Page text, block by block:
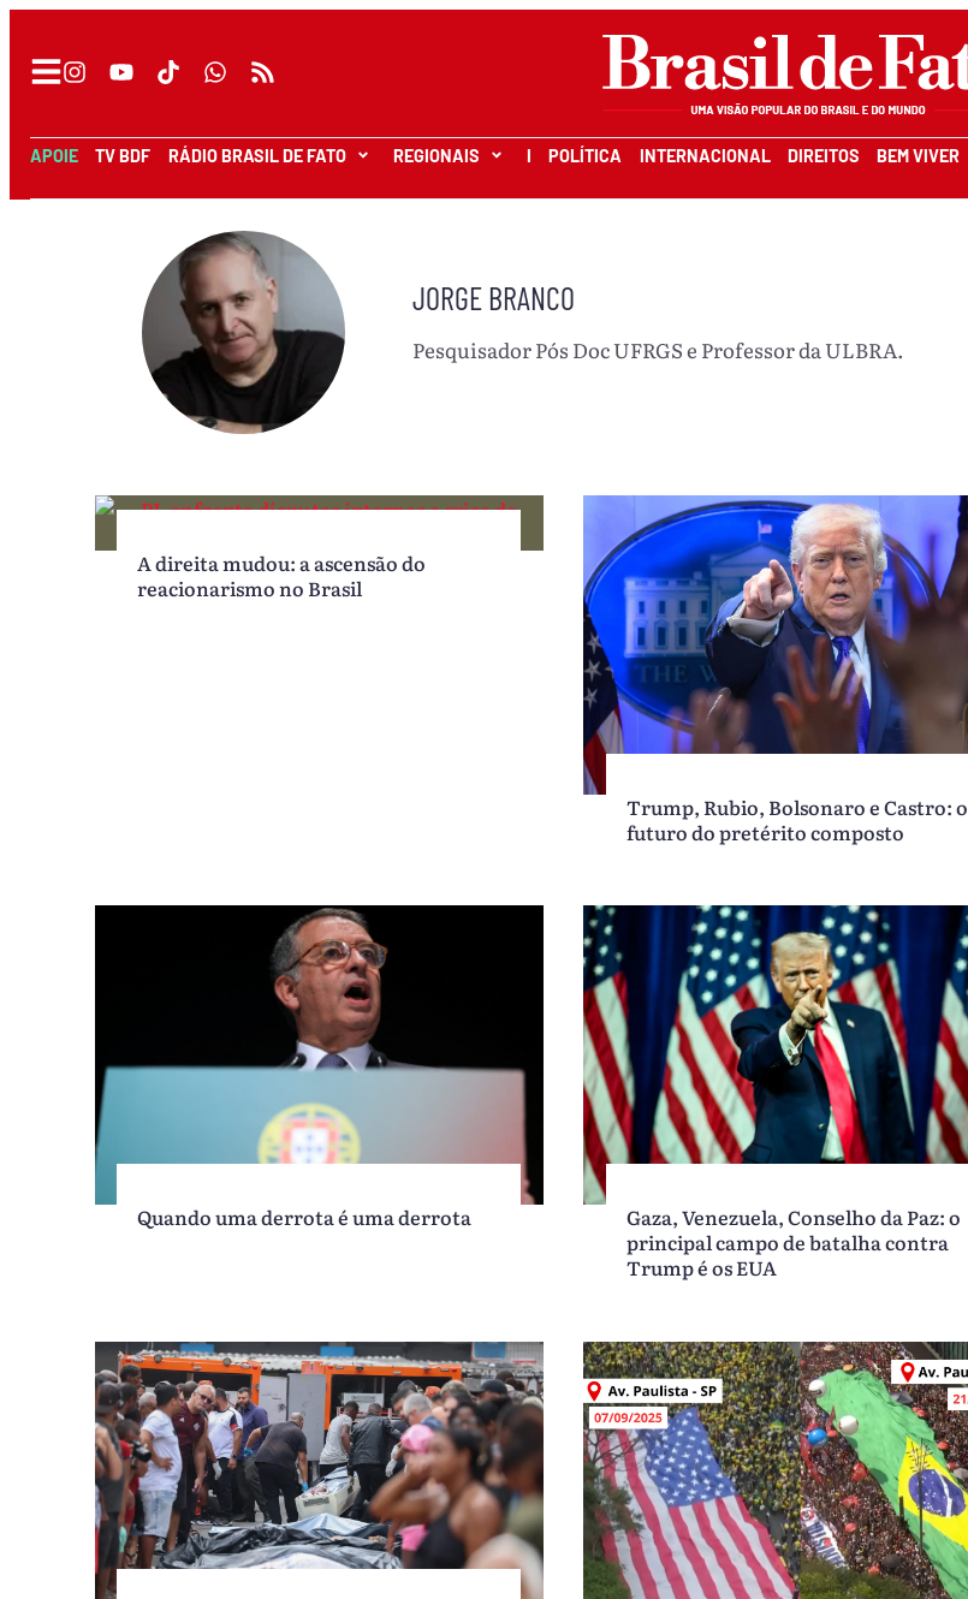
APOIE TV BDF RÁDIO BRASIL DE FATO REGIONAIS I POLÍTICA INTERNACIONAL DIREITOS BEM VIVER
JORGE BRANCO
Pesquisador Pós Doc UFRGS e Professor da ULBRA.
A direita mudou: a ascensão do
reacionarismo no Brasil
Trump, Rubio, Bolsonaro e Castro: o
futuro do pretérito composto
Quando uma derrota é uma derrota
Gaza, Venezuela, Conselho da Paz: o
principal campo de batalha contra
Trump é os EUA